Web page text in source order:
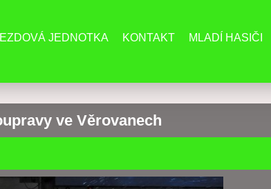
JEDNOTKA KONTAKT MLADÍ HASIČI
ve Věrovanech